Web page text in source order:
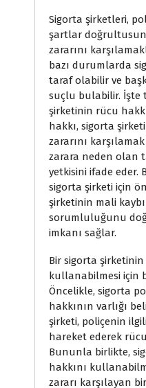
Sigorta şirketleri,
şartlar
zararını
bazı durumlarda
taraf olabilir ve
suçlu bulabilir. İşte
şirketinin rücu
hakkı, sigorta
zararını
zarara neden olan
yetkisini ifade eder.
sigorta şirketi için
şirketinin mali
sorumluluğunu
imkanı sağlar.
Bir sigorta şirketinin
kullanabilmesi için
Öncelikle, sigorta
hakkının varlığı
şirketi, poliçenin
hareket ederek
Bununla birlikte,
hakkını
zararı karşılayan bir